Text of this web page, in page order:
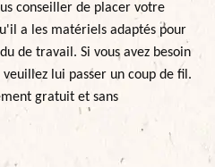
conseiller de placer votre
a les matériels adaptés pour
de travail. Si vous avez besoin
lui passer un coup de fil.
gratuit et sans